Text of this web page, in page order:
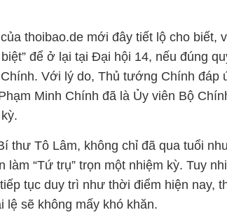
thoibao.de mới đây tiết lộ cho biết,
để ở lại tại Đại hội 14, nếu đúng
Với lý do, Thủ tướng Chính đáp
Minh Chính đã là Ủy viên Bộ
thư Tô Lâm, không chỉ đã qua tuổi
làm “Tứ trụ” trọn một nhiệm kỳ. Tuy
tục duy trì như thời điểm hiện nay,
lệ sẽ không mấy khó khăn.